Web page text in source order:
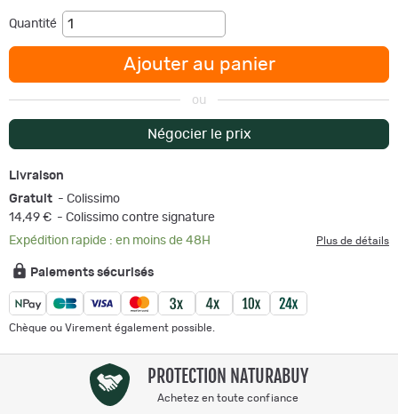
Quantité
Ajouter au panier
ou
Négocier le prix
Livraison
Gratuit - Colissimo
14,49 € - Colissimo contre signature
Expédition rapide : en moins de 48H
Plus de détails
Paiements sécurisés
Chèque ou Virement également possible.
PROTECTION NATURABUY
Achetez en toute confiance